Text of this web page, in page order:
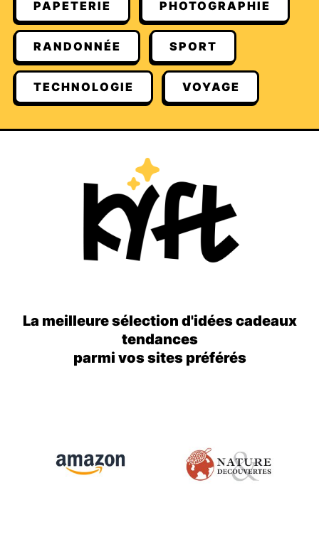
PAPETERIE PHOTOGRAPHIE
RANDONNÉE SPORT
TECHNOLOGIE VOYAGE
La meilleure sélection d'idées cadeaux
tendances
parmi vos sites préférés